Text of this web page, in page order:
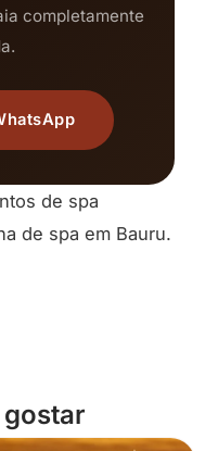
completamente
de spa
de spa em Bauru.